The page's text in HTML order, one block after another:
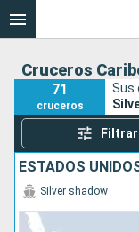
Cruceros
71
cruceros
Sus
Filtrar
Silver shadow